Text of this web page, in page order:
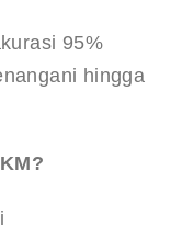
95%
hingga